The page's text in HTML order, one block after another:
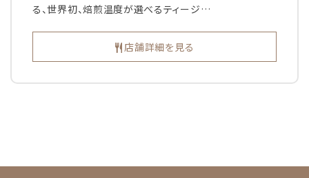
る、世界初、焙煎温度が選べるティージ…
店舗詳細を見る